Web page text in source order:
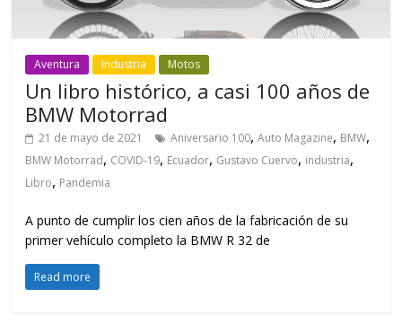
Aventura Industria Motos
Un libro histórico, a casi 100 años de
BMW Motorrad
21 de mayo de 2021 Aniversario 100,Auto Magazine, BMW,
BMW Motorrad, COVID-19, Ecuador, Gustavo Cuervo, industria,
Libro, Pandemia
A punto de cumplir los cien años de la fabricación de su
primer vehículo completo la BMW R 32 de
Read more